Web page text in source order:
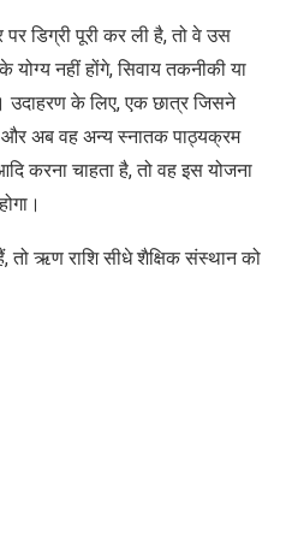
डिग्री पूरी कर ली है, तो वे उस
नहीं होंगे, सिवाय तकनीकी या
उदाहरण के लिए, एक छात्र जिसने
और अब वह अन्य स्नातक पाठ्यक्रम
करना चाहता है, तो वह इस योजना
ऋण राशि सीधे शैक्षिक संस्थान को